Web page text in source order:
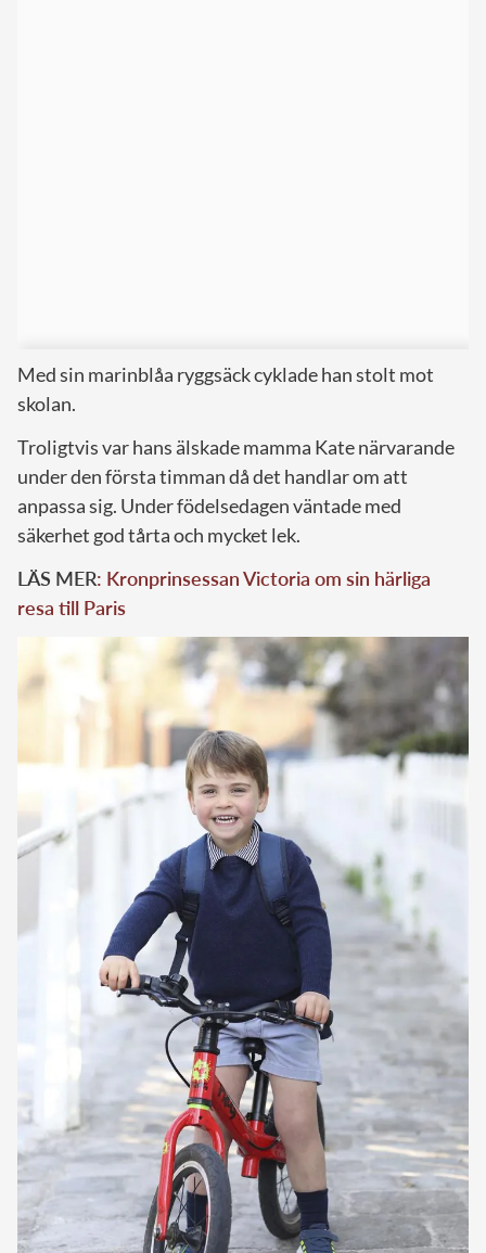
Med sin marinblåa ryggsäck cyklade han stolt mot
skolan.
Troligtvis var hans älskade mamma Kate närvarande
under den första timman då det handlar om att
anpassa sig. Under födelsedagen väntade med
säkerhet god tårta och mycket lek.
LÄS MER: Kronprinsessan Victoria om sin härliga
resa till Paris